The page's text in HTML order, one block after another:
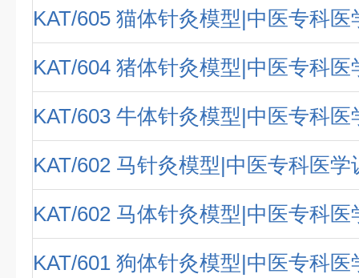
KAT/605 猫体针灸模型|中医专科医
KAT/604 猪体针灸模型|中医专科医
KAT/603 牛体针灸模型|中医专科医
KAT/602 马针灸模型|中医专科医学
KAT/602 马体针灸模型|中医专科医
KAT/601 狗体针灸模型|中医专科医